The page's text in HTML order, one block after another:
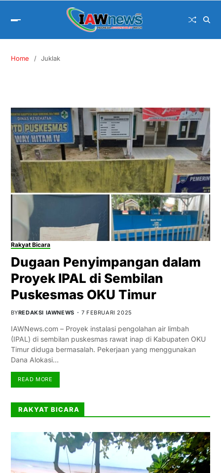
Home Juklak
Rakyat Bicara
Dugaan Penyimpangan dalam
Proyek IPAL di Sembilan
Puskesmas OKU Timur
BYREDAKSI IAWNEWS 7 FEBRUARI 2025
IAWNews.com – Proyek instalasi pengolahan air limbah
(IPAL) di sembilan puskesmas rawat inap di Kabupaten OKU
Timur diduga bermasalah. Pekerjaan yang menggunakan
Dana Alokasi…
READ MORE
RAKYAT BICARA